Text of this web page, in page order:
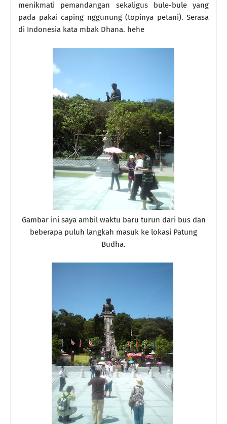
menikmati pemandangan sekaligus bule-bule yang
pada pakai caping nggunung (topinya petani). Serasa
di Indonesia kata mbak Dhana. hehe
Gambar ini saya ambil waktu baru turun dari bus dan
beberapa puluh langkah masuk ke lokasi Patung
Budha.